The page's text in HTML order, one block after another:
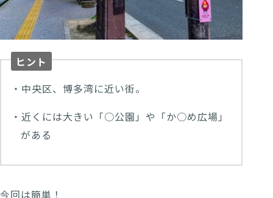
ヒント
・中央区、博多湾に近い街。
・近くには大きい「○公園」や「か○め広場」
がある
今回は簡単！